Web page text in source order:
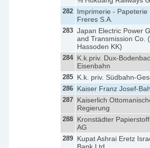
282 Imprimerie - Papeterie
Freres S.A.
283 Japan Electric Power
and Transmission Co.
Hassoden KK)
284 K.k.priv. Dux-
Eisenbahn
285 K.k. priv. Südbahn-
286 Kaiser Franz Josef-
287 Kaiserlich
Regierung
288 Kronstädter
AG
289 Kupat Ashrai Eretz